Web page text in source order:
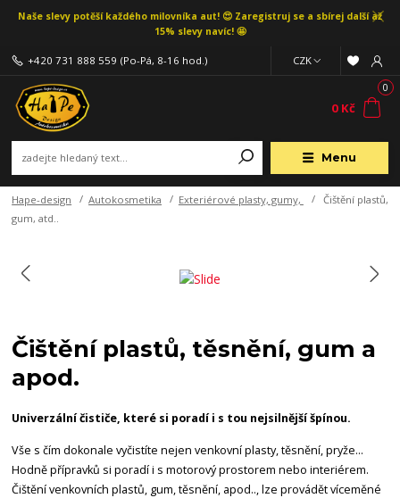
Naše slevy potěší každého milovníka aut! 😍 Zaregistruj se a sbírej další až
15% slevy navíc! 🤩
Menu
CZK
+420 731 888 559 (Po-Pá, 8-16 hod.)
0
0 Kč
Hape-design Autokosmetika Exteriérové plasty, gumy,
Čištění plastů,
gum, atd..
Čištění plastů, těsnění, gum a
apod.
Univerzální čističe, které si poradí i s tou nejsilnější špínou.
Vše s čím dokonale vyčistíte nejen venkovní plasty, těsnění, pryže...
Hodně přípravků si poradí i s motorový prostorem nebo interiérem.
Čištění venkovních plastů, gum, těsnění, apod.., lze provádět víceměné